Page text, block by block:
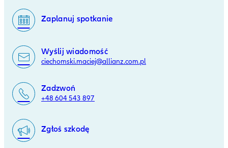
Zaplanuj spotkanie
Wyślij wiadomość
ciechomski.maciej@allianz.com.pl
Zadzwoń
+48 604 543 897
Zgłoś szkodę